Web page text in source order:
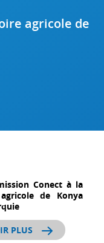
agricole de
Conect à la
de Konya
PLUS